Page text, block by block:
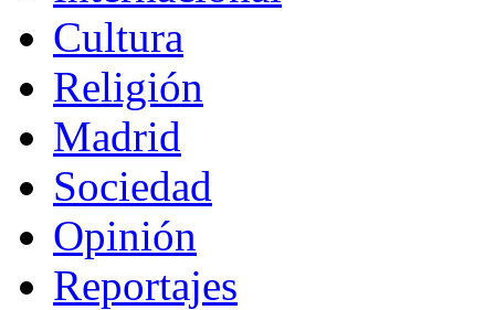
Cultura
Religión
Madrid
Sociedad
Opinión
Reportajes